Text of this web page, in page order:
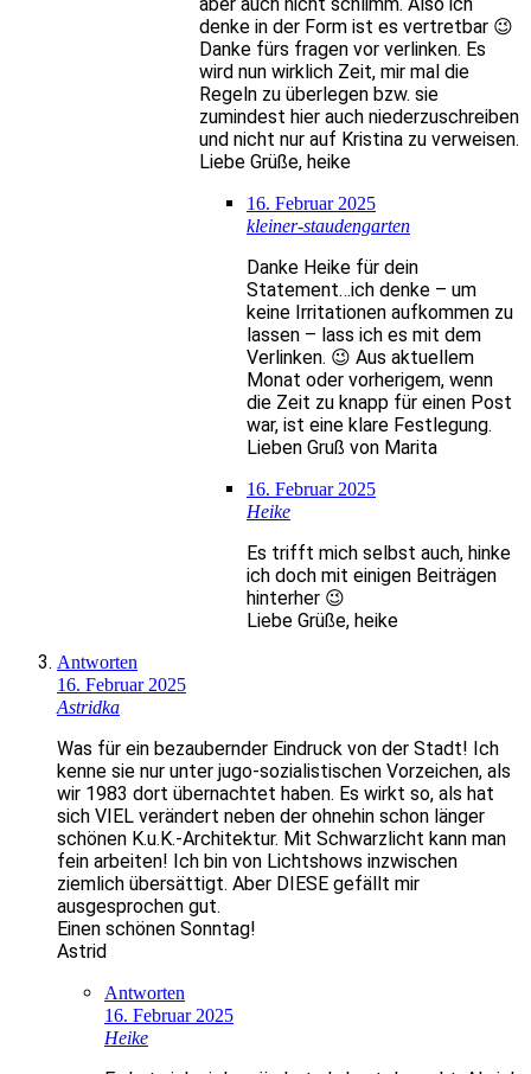
denke in der Form ist es vertretbar 😉
Danke fürs fragen vor verlinken. Es
wird nun wirklich Zeit, mir mal die
Regeln zu überlegen bzw. sie
zumindest hier auch niederzuschreiben
und nicht nur auf Kristina zu verweisen.
Liebe Grüße, heike
16. Februar 2025
kleiner-staudengarten
Danke Heike für dein
Statement…ich denke – um
keine Irritationen aufkommen zu
lassen – lass ich es mit dem
Verlinken. 😉 Aus aktuellem
Monat oder vorherigem, wenn
die Zeit zu knapp für einen Post
war, ist eine klare Festlegung.
Lieben Gruß von Marita
16. Februar 2025
Heike
Es trifft mich selbst auch, hinke
ich doch mit einigen Beiträgen
hinterher 😉
Liebe Grüße, heike
Antworten
16. Februar 2025
Astridka
Was für ein bezaubernder Eindruck von der Stadt! Ich
kenne sie nur unter jugo-sozialistischen Vorzeichen, als
wir 1983 dort übernachtet haben. Es wirkt so, als hat
sich VIEL verändert neben der ohnehin schon länger
schönen K.u.K.-Architektur. Mit Schwarzlicht kann man
fein arbeiten! Ich bin von Lichtshows inzwischen
ziemlich übersättigt. Aber DIESE gefällt mir
ausgesprochen gut.
Einen schönen Sonntag!
Astrid
Antworten
16. Februar 2025
Heike